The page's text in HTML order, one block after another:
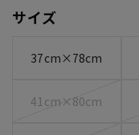
サイズ
37cm×78cm
41cm×80cm